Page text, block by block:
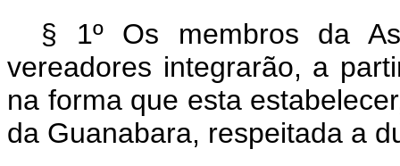
§ 1º Os membros da
vereadores integrarão, a
na forma que esta
da Guanabara, respeitada a